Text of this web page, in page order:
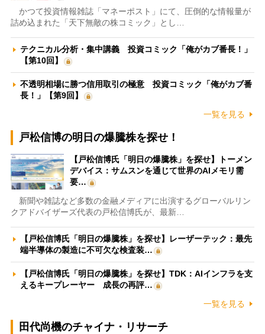
かつて投資情報雑誌「マネーポスト」にて、圧倒的な情報量が
詰め込まれた「天下無敵の株コミック」とし…
テクニカル分析・集中講義 投資コミック「俺がカブ番長！」
【第10回】
不透明相場に勝つ信用取引の極意 投資コミック「俺がカブ番
長！」【第9回】
一覧を見る
戸松信博の明日の爆騰株を探せ！
【戸松信博氏「明日の爆騰株」を探せ】トーメン
デバイス：サムスンを通じて世界のAIメモリ需
要…
新聞や雑誌など多数の金融メディアに出演するグローバルリン
クアドバイザーズ代表の戸松信博氏が、最新…
【戸松信博氏「明日の爆騰株」を探せ】レーザーテック：最先
端半導体の製造に不可欠な検査装…
【戸松信博氏「明日の爆騰株」を探せ】TDK：AIインフラを支
えるキープレーヤー 成長の再評…
一覧を見る
田代尚機のチャイナ・リサーチ